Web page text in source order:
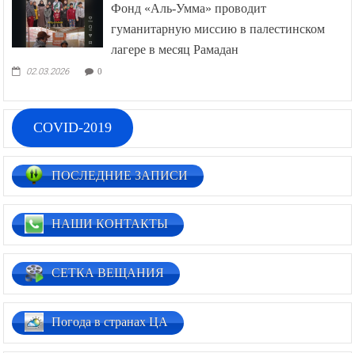
Фонд «Аль-Умма» проводит
гуманитарную миссию в палестинском
лагере в месяц Рамадан
02.03.2026 0
COVID-2019
ПОСЛЕДНИЕ ЗАПИСИ
НАШИ КОНТАКТЫ
СЕТКА ВЕЩАНИЯ
Погода в странах ЦА